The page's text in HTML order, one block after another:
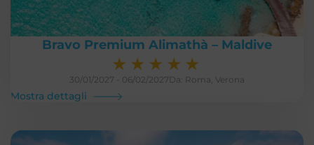
Bravo Premium Alimathà – Maldive
★ ★ ★ ★ ★
30/01/2027 - 06/02/2027 Da: Roma, Verona
Mostra dettagli